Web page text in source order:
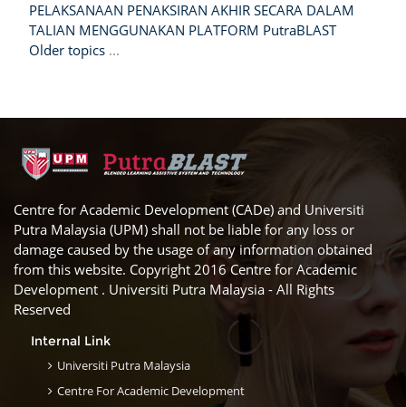
PELAKSANAAN PENAKSIRAN AKHIR SECARA DALAM
TALIAN MENGGUNAKAN PLATFORM PutraBLAST
Older topics ...
Centre for Academic Development (CADe) and Universiti
Putra Malaysia (UPM) shall not be liable for any loss or
damage caused by the usage of any information obtained
from this website. Copyright 2016 Centre for Academic
Development . Universiti Putra Malaysia - All Rights
Reserved
Internal Link
Universiti Putra Malaysia
Centre For Academic Development